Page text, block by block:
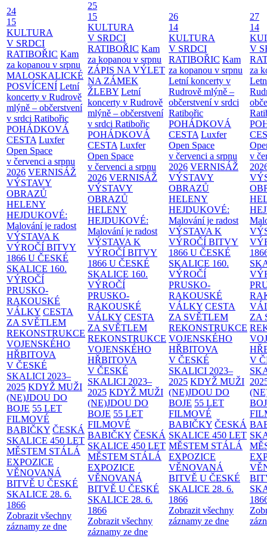
24
15
KULTURA
V SRDCI
RATIBOŘIC Kam
za kopanou v srpnu
MALOSKALICKÉ
POSVÍCENÍ Letní
koncerty v Rudrově
mlýně – občerstvení
v srdci Ratibořic
POHÁDKOVÁ
CESTA Luxfer
Open Space
v červenci a srpnu
2026 VERNISÁŽ
VÝSTAVY
OBRAZŮ
HELENY
HEJDUKOVÉ:
Malování je radost
VÝSTAVA K
VÝROČÍ BITVY
1866 U ČESKÉ
SKALICE 160.
VÝROČÍ
PRUSKO-
RAKOUSKÉ
VÁLKY CESTA
ZA SVĚTLEM
REKONSTRUKCE
VOJENSKÉHO
HŘBITOVA
V ČESKÉ
SKALICI 2023–
2025 KDYŽ MUŽI
(NE)JDOU DO
BOJE 55 LET
FILMOVÉ
BABIČKY ČESKÁ
SKALICE 450 LET
MĚSTEM STÁLÁ
EXPOZICE
VĚNOVANÁ
BITVĚ U ČESKÉ
SKALICE 28. 6.
1866
Zobrazit všechny
záznamy ze dne
25
15
KULTURA
V SRDCI
RATIBOŘIC Kam
za kopanou v srpnu
ZÁPIS NA VÝLET
NA ZÁMEK
ŽLEBY Letní
koncerty v Rudrově
mlýně – občerstvení
v srdci Ratibořic
POHÁDKOVÁ
CESTA Luxfer
Open Space
v červenci a srpnu
2026 VERNISÁŽ
VÝSTAVY
OBRAZŮ
HELENY
HEJDUKOVÉ:
Malování je radost
VÝSTAVA K
VÝROČÍ BITVY
1866 U ČESKÉ
SKALICE 160.
VÝROČÍ
PRUSKO-
RAKOUSKÉ
VÁLKY CESTA
ZA SVĚTLEM
REKONSTRUKCE
VOJENSKÉHO
HŘBITOVA
V ČESKÉ
SKALICI 2023–
2025 KDYŽ MUŽI
(NE)JDOU DO
BOJE 55 LET
FILMOVÉ
BABIČKY ČESKÁ
SKALICE 450 LET
MĚSTEM STÁLÁ
EXPOZICE
VĚNOVANÁ
BITVĚ U ČESKÉ
SKALICE 28. 6.
1866
Zobrazit všechny
záznamy ze dne
26
14
KULTURA
V SRDCI
RATIBOŘIC Kam
za kopanou v srpnu
Letní koncerty v
Rudrově mlýně –
občerstvení v srdci
Ratibořic
POHÁDKOVÁ
CESTA Luxfer
Open Space
v červenci a srpnu
2026 VERNISÁŽ
VÝSTAVY
OBRAZŮ
HELENY
HEJDUKOVÉ:
Malování je radost
VÝSTAVA K
VÝROČÍ BITVY
1866 U ČESKÉ
SKALICE 160.
VÝROČÍ
PRUSKO-
RAKOUSKÉ
VÁLKY CESTA
ZA SVĚTLEM
REKONSTRUKCE
VOJENSKÉHO
HŘBITOVA
V ČESKÉ
SKALICI 2023–
2025 KDYŽ MUŽI
(NE)JDOU DO
BOJE 55 LET
FILMOVÉ
BABIČKY ČESKÁ
SKALICE 450 LET
MĚSTEM STÁLÁ
EXPOZICE
VĚNOVANÁ
BITVĚ U ČESKÉ
SKALICE 28. 6.
1866
Zobrazit všechny
záznamy ze dne
27
14
V
za
v
ZA
V